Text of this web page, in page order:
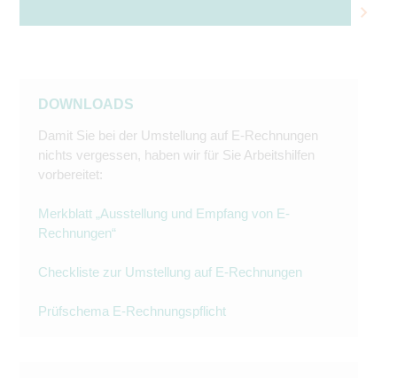
DOWNLOADS
Damit Sie bei der Umstellung auf E-Rechnungen
nichts vergessen, haben wir für Sie Arbeitshilfen
vorbereitet:
Merkblatt „Ausstellung und Empfang von E-
Rechnungen“
Checkliste zur Umstellung auf E-Rechnungen
Prüfschema E-Rechnungspflicht